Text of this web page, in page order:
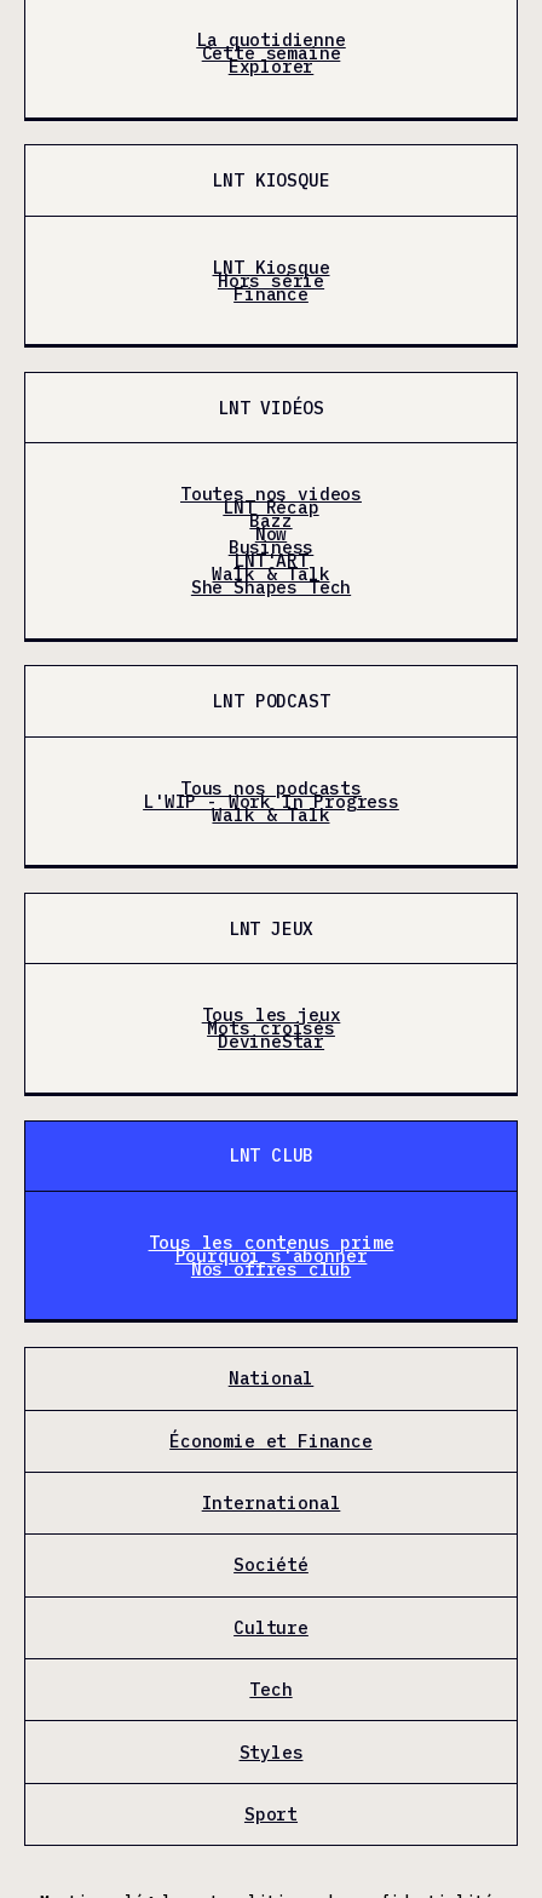
La quotidienne
Cette semaine
Explorer
LNT KIOSQUE
LNT Kiosque
Hors série
Finance
LNT VIDÉOS
Toutes nos videos
LNT Récap
Bazz
Now
Business
LNT'ART
Walk & Talk
She Shapes Tech
LNT PODCAST
Tous nos podcasts
L'WIP - Work In Progress
Walk & Talk
LNT JEUX
Tous les jeux
Mots croisés
DevineStar
LNT CLUB
Tous les contenus prime
Pourquoi s'abonner
Nos offres club
National
Économie et Finance
International
Société
Culture
Tech
Styles
Sport